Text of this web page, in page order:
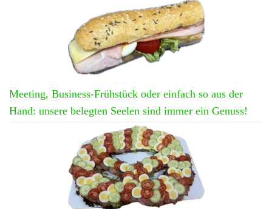
Meeting, Business-Frühstück oder einfach so aus der
Hand: unsere belegten Seelen sind immer ein Genuss!